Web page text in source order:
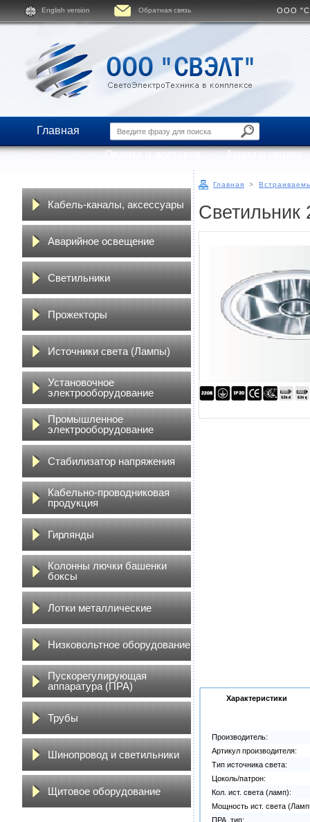
English version Обратная связь ООО
Главная
Оплата и доставка Акции и скидки
Кабель-каналы, аксессуары
Аварийное освещение
Светильники
Прожекторы
Источники света (Лампы)
Установочное
электрооборудование
Промышленное
электрооборудование
Стабилизатор напряжения
Кабельно-проводниковая
продукция
Гирлянды
Колонны лючки башенки
боксы
Лотки металлические
Низковольтное оборудование
Пускорегулирующая
аппаратура (ПРА)
Трубы
Шинопровод и светильники
Щитовое оборудование
Главная >
Светильник
Характеристики
Производитель:
Артикул производителя:
Тип источника света:
Цоколь/патрон:
Кол. ист. света (ламп):
Мощность ист. света
ПРА, тип: